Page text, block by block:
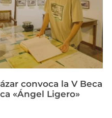
convoca la V Beca
«Ángel Ligero»